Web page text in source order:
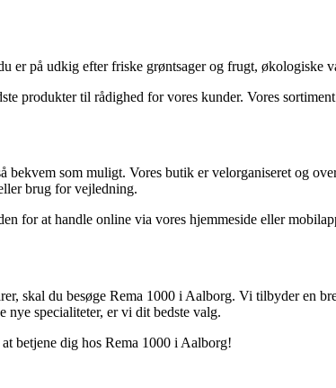
er på udkig efter friske grøntsager og frugt, økologiske
produkter til rådighed for vores kunder. Vores
som muligt. Vores butik er velorganiseret og
brug for vejledning.
for at handle online via vores hjemmeside eller
skal du besøge Rema 1000 i Aalborg. Vi tilbyder en
nye specialiteter, er vi dit bedste valg.
betjene dig hos Rema 1000 i Aalborg!